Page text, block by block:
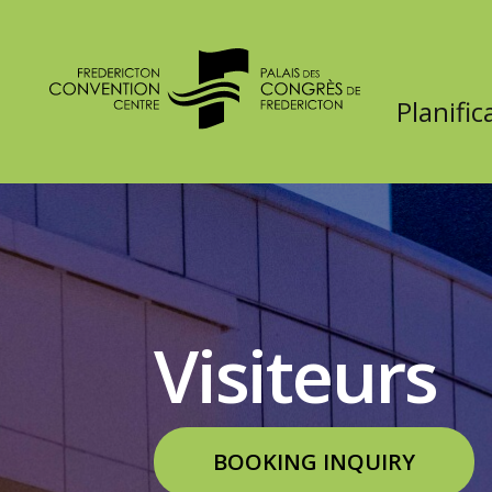
PASSER
Visiteurs
BOOKING INQUIRY